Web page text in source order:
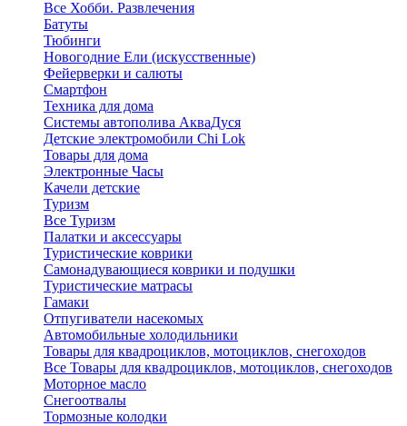
Все Хобби. Развлечения
Батуты
Тюбинги
Новогодние Ели (искусственные)
Фейерверки и салюты
Смартфон
Техника для дома
Системы автополива АкваДуся
Детские электромобили Chi Lok
Товары для дома
Электронные Часы
Качели детские
Туризм
Все Туризм
Палатки и аксессуары
Туристические коврики
Самонадувающиеся коврики и подушки
Туристические матрасы
Гамаки
Отпугиватели насекомых
Автомобильные холодильники
Товары для квадроциклов, мотоциклов, снегоходов
Все Товары для квадроциклов, мотоциклов, снегоходов
Моторное масло
Снегоотвалы
Тормозные колодки